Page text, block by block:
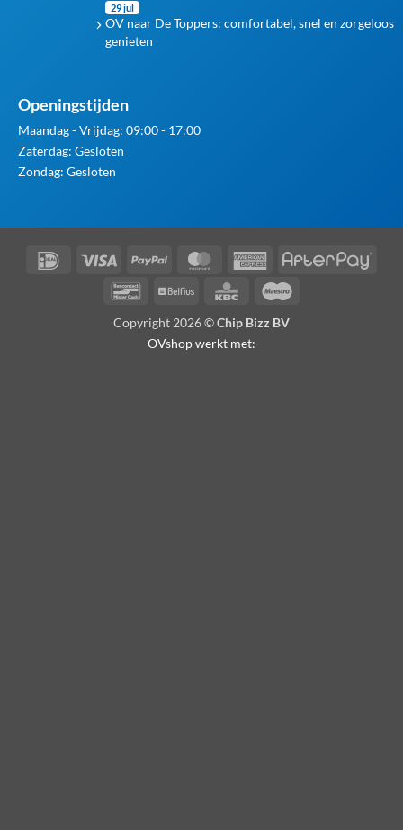
29 jul
OV naar De Toppers: comfortabel, snel en zorgeloos
genieten
Openingstijden
Maandag - Vrijdag: 09:00 - 17:00
Zaterdag: Gesloten
Zondag: Gesloten
IDeal Visa PayPal MasterCardAmerican
Express
BancontactBelfius KBC
Copyright 2026 ©Chip Bizz BV
OVshop werkt met: